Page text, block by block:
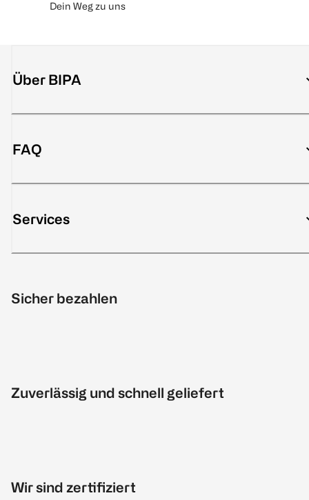
Dein Weg zu uns
Über BIPA
FAQ
Services
Sicher bezahlen
Zuverlässig und schnell geliefert
Wir sind zertifiziert